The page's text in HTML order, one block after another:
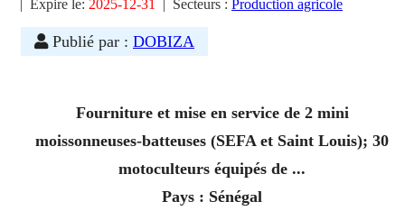
| Expire le: 2025-12-31 | Secteurs : Production agricole
Publié par : DOBIZA
Fourniture et mise en service de 2 mini
moissonneuses-batteuses (SEFA et Saint Louis); 30
motoculteurs équipés de ...
Pays : Sénégal